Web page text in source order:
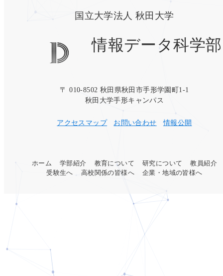
国立大学法人 秋田大学
情報データ科学部
〒 010-8502 秋田県秋田市手形学園町1-1
秋田大学手形キャンパス
アクセスマップ お問い合わせ 情報公開
ホーム 学部紹介 教育について 研究について
教員紹介
受験生へ
高校関係の皆様へ 企業・地域の皆様へ